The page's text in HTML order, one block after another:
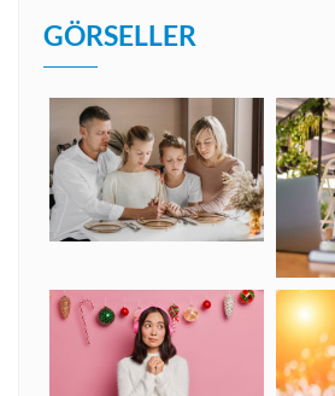
GÖRSELLER